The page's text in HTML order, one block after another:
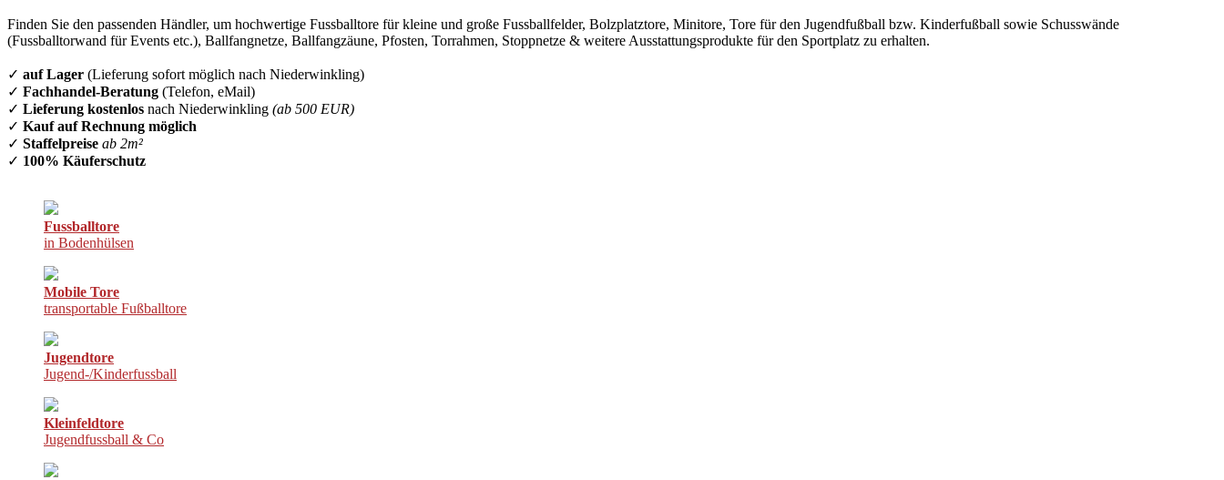
Finden Sie den passenden Händler, um hochwertige Fussballtore für kleine und große Fussballfelder, Bolzplatztore, Minitore, Tore für den Jugendfußball bzw. Kinderfußball sowie Schusswände
(Fussballtorwand für Events etc.), Ballfangnetze, Ballfangzäune, Pfosten, Torrahmen, Stoppnetze & weitere Ausstattungsprodukte für den Sportplatz zu erhalten.
✓ auf Lager (Lieferung sofort möglich nach Niederwinkling)
✓ Fachhandel-Beratung (Telefon, eMail)
✓ Lieferung kostenlos nach Niederwinkling (ab 500 EUR)
✓ Kauf auf Rechnung möglich
✓ Staffelpreise ab 2m²
✓ 100% Käuferschutz
Fussballtore
in Bodenhülsen
Mobile Tore
transportable Fußballtore
Jugendtore
Jugend-/Kinderfussball
Kleinfeldtore
Jugendfussball & Co